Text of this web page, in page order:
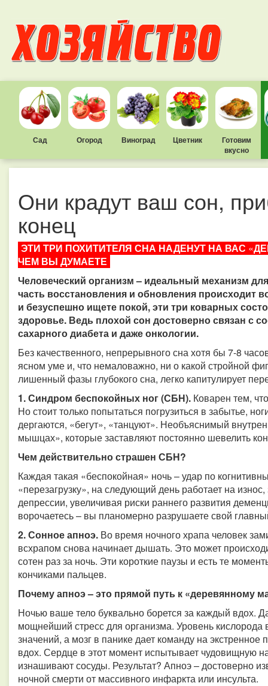
Сад Огород Виноград Цветник
Готовим
вкусно
Они крадут ваш сон,
конец
ЭТИ ТРИ ПОХИТИТЕЛЯ СНА НАДЕНУТ НА ВАС «
ЧЕМ ВЫ ДУМАЕТЕ
Человеческий организм – идеальный механизм
часть восстановления и обновления происходит
и безуспешно ищете покой, эти три коварных
здоровье. Ведь плохой сон достоверно связан с
сахарного диабета и даже онкологии.
Без качественного, непрерывного сна хотя бы 7-8
ясном уме и, что немаловажно, ни о какой стройной
лишенный фазы глубокого сна, легко капитулирует
1. Синдром беспокойных ног (СБН). Коварен тем,
Но стоит только попытаться погрузиться в забытье,
дергаются, «бегут», «танцуют». Необъяснимый
мышцах», которые заставляют постоянно шевелить
Чем действительно страшен СБН?
Каждая такая «беспокойная» ночь – удар по
«перезагрузку», на следующий день работает на
депрессии, увеличивая риски раннего развития
ворочаетесь – вы планомерно разрушаете свой
2. Сонное апноэ. Во время ночного храпа человек
всхрапом снова начинает дышать. Это может
сотен раз за ночь. Эти короткие паузы и есть те
кончиками пальцев.
Почему апноэ – это прямой путь к «деревянному
Ночью ваше тело буквально борется за каждый вдох.
мощнейший стресс для организма. Уровень кислорода
значений, а мозг в панике дает команду на экстренное
вдох. Сердце в этот момент испытывает чудовищную
изнашивают сосуды. Результат? Апноэ – достоверно
ночной смерти от массивного инфаркта или инсульта.